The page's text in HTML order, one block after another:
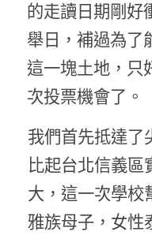
的走讀日期剛好
舉日，補過為了
這一塊土地，只
次投票機會了。
我們首先抵達了
比起台北信義區
大，這一次學校
雅族母子，女性